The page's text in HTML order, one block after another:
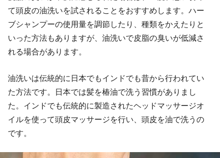
て頭皮の油洗いを試されることをおすすめします。ハー
ブシャンプーの使用量を調節したり、種類をかえたりと
いった方法もありますが、油洗いで皮脂の臭いが低減さ
れる場合があります。
油洗いは伝統的に日本でもインドでも昔から行われてい
た方法です。日本では髪を椿油で洗う習慣がありまし
た。インドでも伝統的に製造されたヘッドマッサージオ
イルを使って頭皮マッサージを行い、頭皮を油で洗うの
です。